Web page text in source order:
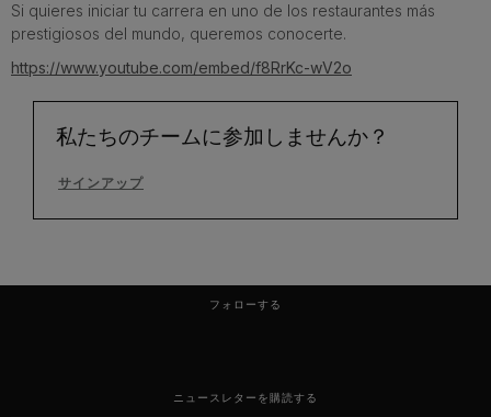
Si quieres iniciar tu carrera en uno de los restaurantes más
prestigiosos del mundo, queremos conocerte.
https://www.youtube.com/embed/f8RrKc-wV2o
私たちのチームに参加しませんか？
サインアップ
フォローする
ニュースレターを購読する